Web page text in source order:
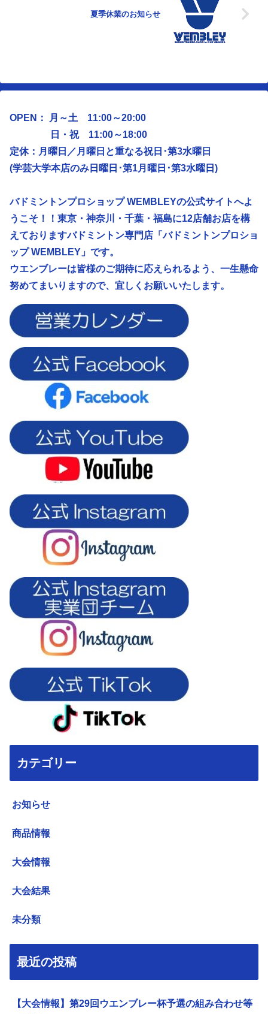
夏季休業のお知らせ
OPEN： 月～土 11:00～20:00
日・祝 11:00～18:00
定休：月曜日／ 月曜日と重なる祝日･第3水曜日
(学芸大学本店のみ日曜日･第1月曜日･第3水曜日)
バドミントンプロショップ WEMBLEYの公式サイトへよ
うこそ！！東京・神奈川・千葉・福島に12店舗お店を構
えておりますバドミントン専門店「バドミントンプロショ
ップ WEMBLEY」です。
ウエンブレーは皆様のご期待に応えられるよう、 一生懸命
努めてまいりますので、宜しくお願いいたします。
カテゴリー
お知らせ
商品情報
大会情報
大会結果
未分類
最近の投稿
【大会情報】第29回ウエンブレー杯予選の組み合わせ等